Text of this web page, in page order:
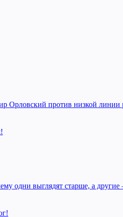
Орловский против низкой линии
одни выглядят старше, а